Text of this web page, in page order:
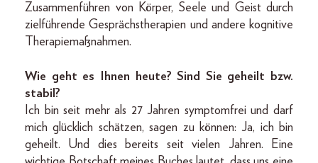
Zusammenführen von Körper, Seele und Geist durch
zielführende Gesprächstherapien und andere kognitive
Therapiemaßnahmen.
Wie geht es Ihnen heute? Sind Sie geheilt bzw.
stabil?
Ich bin seit mehr als 27 Jahren symptomfrei und darf
mich glücklich schätzen, sagen zu können: Ja, ich bin
geheilt. Und dies bereits seit vielen Jahren. Eine